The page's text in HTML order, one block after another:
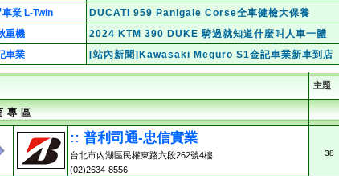
車業 L-Twin DUCATI 959 Panigale Corse全車健檢大保養
重機 2024 KTM 390 DUKE 騎過就知道什麼叫人車一體
車業 [站內新聞]Kawasaki Meguro S1金記車業新車到店
主題
專 區
:: 普利司通-忠信實業
台北市內湖區民權東路六段262號4樓
(02)2634-8556
38